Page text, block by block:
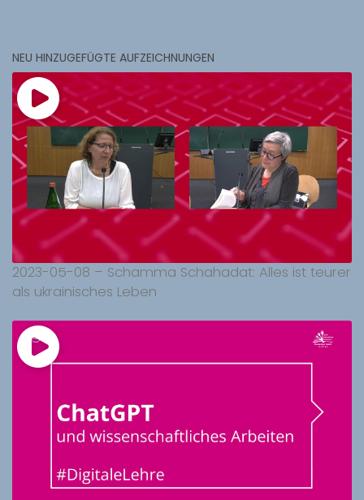
NEU HINZUGEFÜGTE AUFZEICHNUNGEN
2023-05-08 – Schamma Schahadat: Alles ist teurer
als ukrainisches Leben